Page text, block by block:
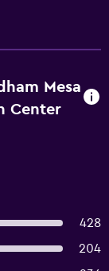
Mesa
Center
428
204